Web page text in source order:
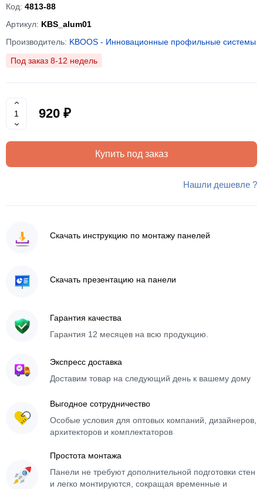
Код: 4813-88
Артикул: KBS_alum01
Производитель: KBOOS - Инновационные профильные системы
Под заказ 8-12 недель
920 ₽
Купить под заказ
Нашли дешевле ?
Скачать инструкцию по монтажу панелей
Скачать презентацию на панели
Гарантия качества
Гарантия 12 месяцев на всю продукцию.
Экспресс доставка
Доставим товар на следующий день к вашему дому
Выгодное сотрудничество
Особые условия для оптовых компаний, дизайнеров,
архитекторов и комплектаторов
Простота монтажа
Панели не требуют дополнительной подготовки стен
и легко монтируются, сокращая временные и